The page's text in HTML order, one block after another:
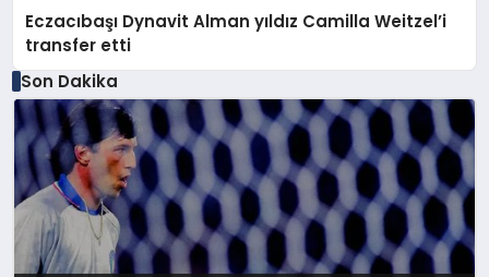
Eczacıbaşı Dynavit Alman yıldız Camilla Weitzel’i
transfer etti
Son Dakika